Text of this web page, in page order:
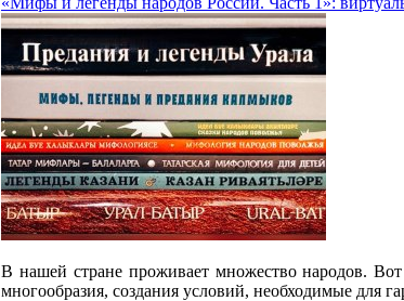
В нашей стране проживает множество народов.
многообразия, создания условий, необходимые для